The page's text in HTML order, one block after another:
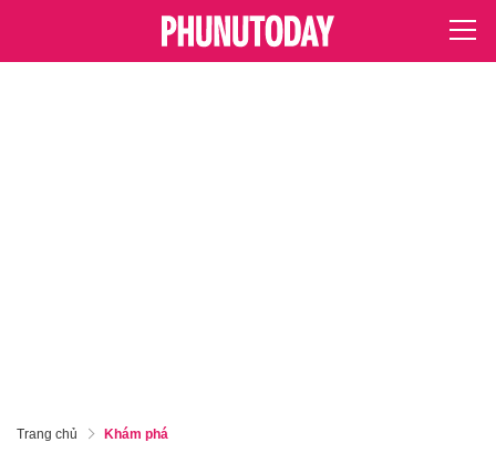
Trang chủ Khám phá